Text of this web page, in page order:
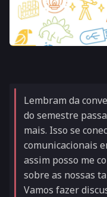
Lembram da
do semestre
mais. Isso se
comunicacionais
assim posso me
sobre as nossas
Vamos fazer